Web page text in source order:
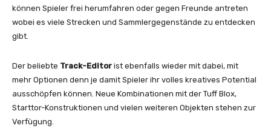
können Spieler frei herumfahren oder gegen Freunde antreten
wobei es viele Strecken und Sammlergegenstände zu entdecken
gibt.
Der beliebte Track-Editor ist ebenfalls wieder mit dabei, mit
mehr Optionen denn je damit Spieler ihr volles kreatives Potential
ausschöpfen können. Neue Kombinationen mit der Tuff Blox,
Starttor-Konstruktionen und vielen weiteren Objekten stehen zur
Verfügung.